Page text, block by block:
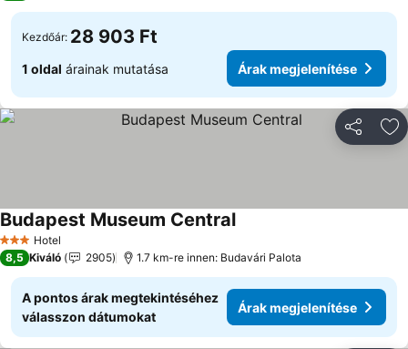
Kezdőár: 28 903 Ft
1 oldal árainak mutatása Árak megjelenítése
3 Kategória
Hotel
Budapest Museum Central
8,5 Kiváló 2905 1.7 km-re innen: Budavári Palota
A pontos árak megtekintéséhez
válasszon dátumokat
Árak megjelenítése